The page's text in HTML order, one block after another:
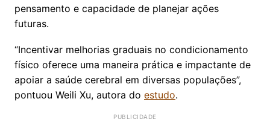
pensamento e capacidade de planejar ações
futuras.
“Incentivar melhorias graduais no condicionamento
físico oferece uma maneira prática e impactante de
apoiar a saúde cerebral em diversas populações”,
pontuou Weili Xu, autora do estudo.